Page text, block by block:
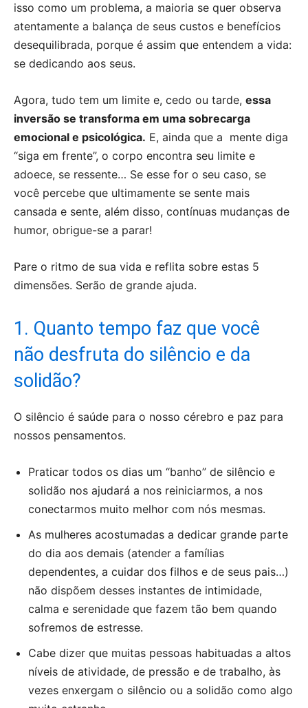
isso como um problema, a maioria se quer observa
atentamente a balança de seus custos e benefícios
desequilibrada, porque é assim que entendem a vida:
se dedicando aos seus.
Agora, tudo tem um limite e, cedo ou tarde, essa
inversão se transforma em uma sobrecarga
emocional e psicológica. E, ainda que a mente diga
“siga em frente”, o corpo encontra seu limite e
adoece, se ressente… Se esse for o seu caso, se
você percebe que ultimamente se sente mais
cansada e sente, além disso, contínuas mudanças de
humor, obrigue-se a parar!
Pare o ritmo de sua vida e reflita sobre estas 5
dimensões. Serão de grande ajuda.
1. Quanto tempo faz que você
não desfruta do silêncio e da
solidão?
O silêncio é saúde para o nosso cérebro e paz para
nossos pensamentos.
Praticar todos os dias um “banho” de silêncio e
solidão nos ajudará a nos reiniciarmos, a nos
conectarmos muito melhor com nós mesmas.
As mulheres acostumadas a dedicar grande parte
do dia aos demais (atender a famílias
dependentes, a cuidar dos filhos e de seus pais…)
não dispõem desses instantes de intimidade,
calma e serenidade que fazem tão bem quando
sofremos de estresse.
Cabe dizer que muitas pessoas habituadas a altos
níveis de atividade, de pressão e de trabalho, às
vezes enxergam o silêncio ou a solidão como algo